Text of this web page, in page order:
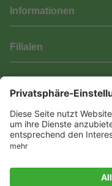
Informationen
Filialen
Barrierefreiheit
Wir bemühen uns,
Einige Inhalte und
vollständig zugänglich.
benötigen, kontaktieren
© 2026 Das